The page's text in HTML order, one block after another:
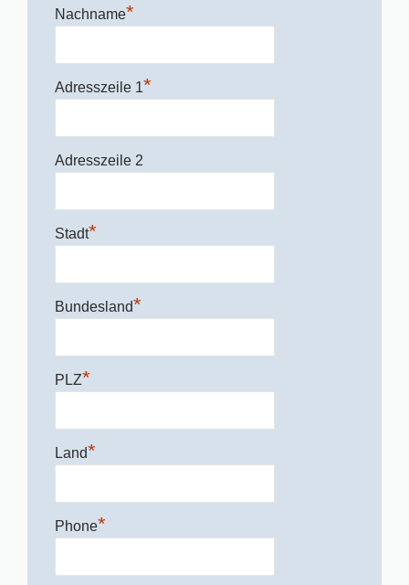
Nachname*
Adresszeile 1*
Adresszeile 2
Stadt*
Bundesland*
PLZ*
Land*
Phone*